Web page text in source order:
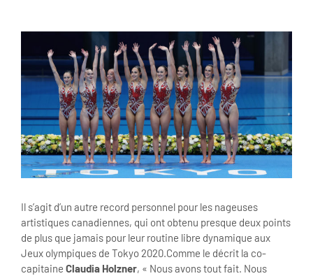
Larger
Il s’agit d’un autre record personnel pour les nageuses
artistiques canadiennes, qui ont obtenu presque deux points
de plus que jamais pour leur routine libre dynamique aux
Jeux olympiques de Tokyo 2020.Comme le décrit la co-
capitaine Claudia Holzner, « Nous avons tout fait. Nous